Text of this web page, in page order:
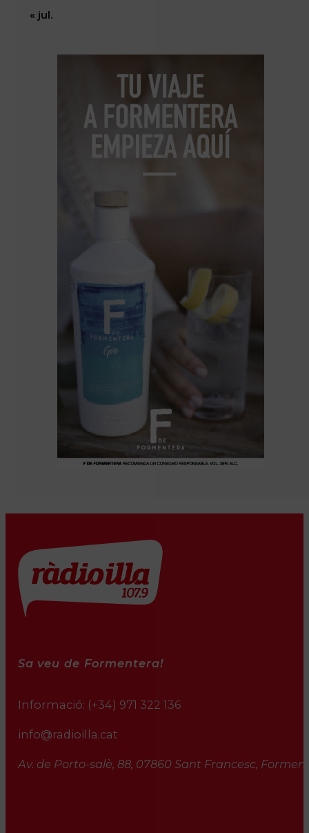
« jul.
Sa veu de Formentera!
Informació: (+34) 971 322 136
info@radioilla.cat
Av. de Porto-salè, 88, 07860 Sant Francesc,